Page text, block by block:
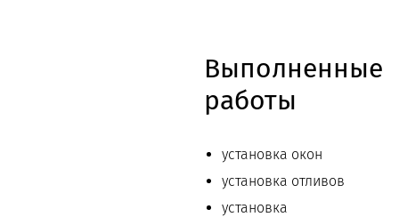
Выполненные
работы
установка окон
установка отливов
установка